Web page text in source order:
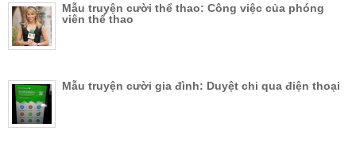
Mẫu truyện cười thể thao: Công việc của phóng
viên thể thao
Mẫu truyện cười gia đình: Duyệt chi qua điện thoại